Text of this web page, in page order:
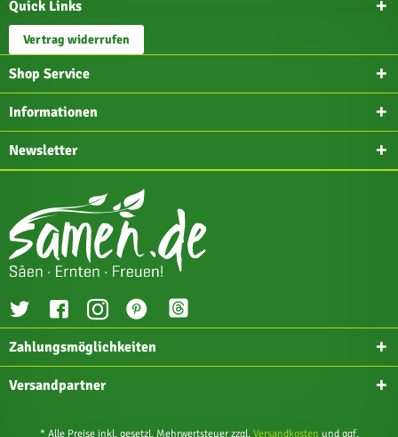
Quick Links
Vertrag widerrufen
Shop Service
Informationen
Newsletter
Zahlungsmöglichkeiten
Versandpartner
* Alle Preise inkl. gesetzl. Mehrwertsteuer zzgl. Versandkosten und ggf.